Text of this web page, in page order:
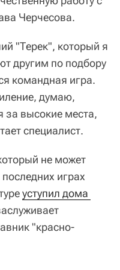
Черчесова.
"Терек", который я
другим по подбору
командная игра.
думаю,
за высокие места,
специалист.
не может
играх
уступил дома
"красно-